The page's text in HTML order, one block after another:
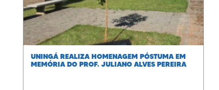
UNINGÁ REALIZA HOMENAGEM PÓSTUMA EM
MEMÓRIA DO PROF. JULIANO ALVES PEREIRA